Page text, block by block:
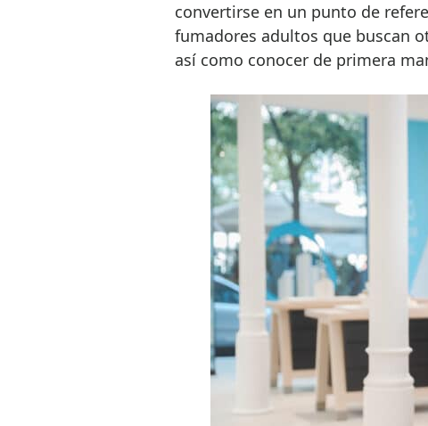
convertirse en un punto de
fumadores adultos que buscan
así como conocer de primera